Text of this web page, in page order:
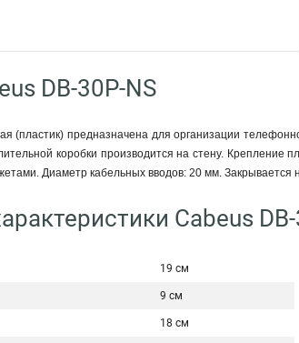
DB-30P-NS
(пластик) предназначена для организации
коробки производится на стену.
Диаметр кабельных вводов: 20 мм. Закрывается
Cabeus
19 см
9 см
18 см